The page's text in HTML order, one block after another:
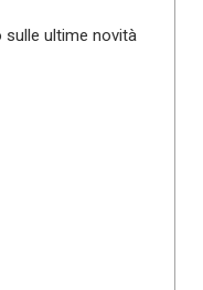
ultime novità